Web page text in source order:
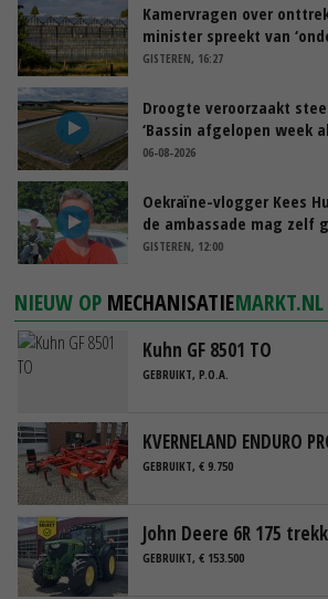
Kamervragen over
minister spreekt van
GISTEREN, 16:27
Droogte veroorzaakt
‘Bassin afgelopen week
06-08-2026
Oekraïne-vlogger Kees
de ambassade mag zelf
GISTEREN, 12:00
NIEUW OP MECHANISATIEMARKT.NL
Kuhn GF 8501 TO
GEBRUIKT, P.O.A.
KVERNELAND ENDURO
GEBRUIKT, € 9.750
John Deere 6R 175
GEBRUIKT, € 153.500